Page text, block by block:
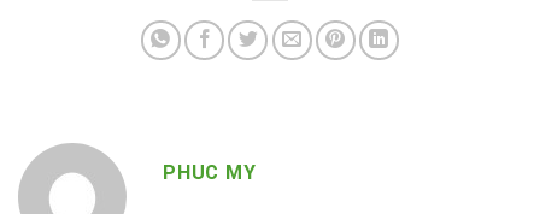
PHUC MY